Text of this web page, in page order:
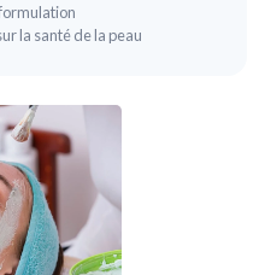
la santé de la peau